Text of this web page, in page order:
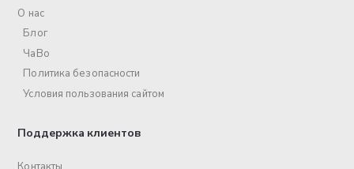
О нас
Блог
ЧаВо
Политика безопасности
Условия пользования сайтом
Поддержка клиентов